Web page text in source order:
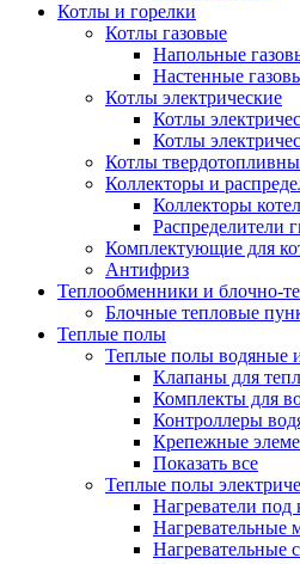
Котлы и горелки
Котлы газовые
Напольные
Настенные
Котлы электрические
Котлы
Котлы
Котлы
Коллекторы и
Коллекторы
Распределители
Комплектующие для
Антифриз
Теплообменники и блочно-
Блочные тепловые
Теплые полы
Теплые полы водяные
Клапаны для
Комплекты для
Контроллеры
Крепежные
Показать все
Теплые полы
Нагреватели под
Нагревательные
Нагревательные